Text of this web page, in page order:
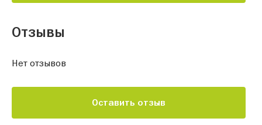
Отзывы
Нет отзывов
Оставить отзыв